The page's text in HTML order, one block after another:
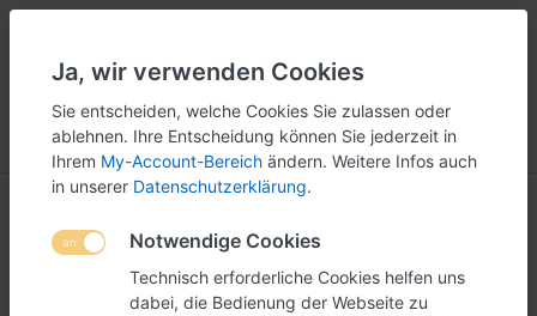
Menü Anmelden Vergleichen Wunschliste Warenkorb
Ja, wir verwenden Cookies
Sie entscheiden, welche Cookies Sie zulassen oder
ablehnen. Ihre Entscheidung können Sie jederzeit in
Ihrem My-Account-Bereich ändern. Weitere Infos auch
in unserer Datenschutzerklärung.
Notwendige Cookies
Technisch erforderliche Cookies helfen uns
dabei, die Bedienung der Webseite zu